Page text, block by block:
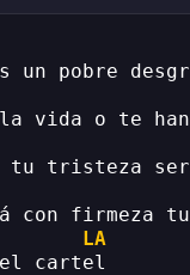
un pobre
vida o te
tu tristeza
con firmeza
LA
cartel